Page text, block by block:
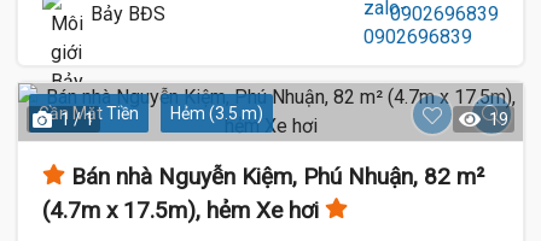
Bảy BĐS 0902696839
Gần Mặt Tiền Hẻm (3.5 m)
1 / 1 19
Bán nhà Nguyễn Kiệm, Phú Nhuận, 82 m²
(4.7m x 17.5m), hẻm Xe hơi